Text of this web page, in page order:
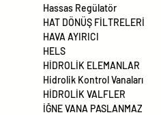
Hassas Regülatör
HAT DÖNÜŞ FİLTRELERİ
HAVA AYIRICI
HELS
HİDROLİK ELEMANLAR
Hidrolik Kontrol Vanaları
HİDROLİK VALFLER
İĞNE VANA PASLANMAZ